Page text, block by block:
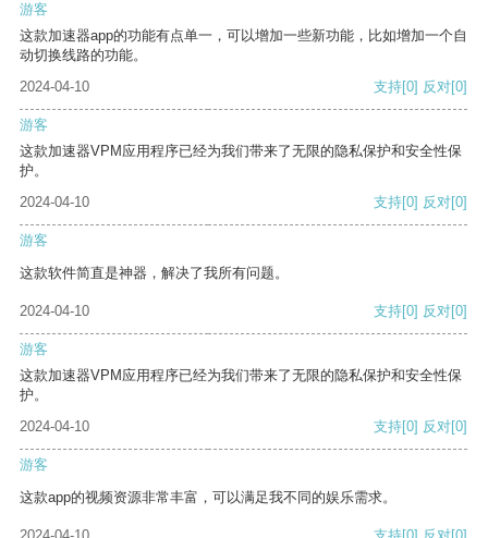
游客
这款加速器app的功能有点单一，可以增加一些新功能，比如增加一个自
动切换线路的功能。
2024-04-10
支持[0] 反对[0]
游客
这款加速器VPM应用程序已经为我们带来了无限的隐私保护和安全性保
护。
2024-04-10
支持[0] 反对[0]
游客
这款软件简直是神器，解决了我所有问题。
2024-04-10 支持[0] 反对[0]
游客
这款加速器VPM应用程序已经为我们带来了无限的隐私保护和安全性保
护。
2024-04-10
支持[0] 反对[0]
游客
这款app的视频资源非常丰富，可以满足我不同的娱乐需求。